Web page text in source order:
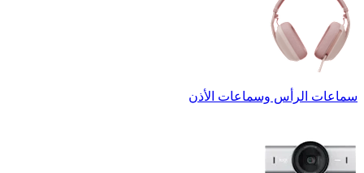
سماعات الرأس وسماعات الأذن